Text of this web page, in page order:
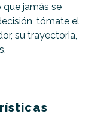
que jamás se
tómate el
su trayectoria,